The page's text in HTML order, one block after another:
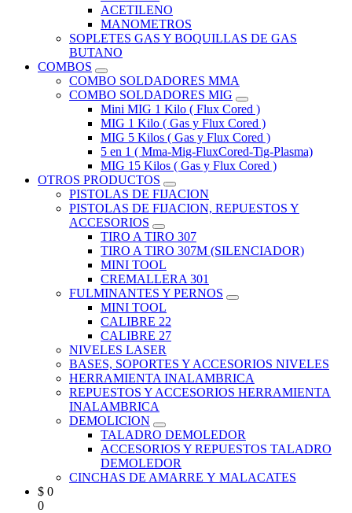
ACETILENO
MANOMETROS
SOPLETES GAS Y BOQUILLAS DE GAS
BUTANO
COMBOS
COMBO SOLDADORES MMA
COMBO SOLDADORES MIG
Mini MIG 1 Kilo ( Flux Cored )
MIG 1 Kilo ( Gas y Flux Cored )
MIG 5 Kilos ( Gas y Flux Cored )
5 en 1 ( Mma-Mig-FluxCored-Tig-Plasma)
MIG 15 Kilos ( Gas y Flux Cored )
OTROS PRODUCTOS
PISTOLAS DE FIJACION
PISTOLAS DE FIJACION, REPUESTOS Y
ACCESORIOS
TIRO A TIRO 307
TIRO A TIRO 307M (SILENCIADOR)
MINI TOOL
CREMALLERA 301
FULMINANTES Y PERNOS
MINI TOOL
CALIBRE 22
CALIBRE 27
NIVELES LASER
BASES, SOPORTES Y ACCESORIOS NIVELES
HERRAMIENTA INALAMBRICA
REPUESTOS Y ACCESORIOS HERRAMIENTA
INALAMBRICA
DEMOLICION
TALADRO DEMOLEDOR
ACCESORIOS Y REPUESTOS TALADRO
DEMOLEDOR
CINCHAS DE AMARRE Y MALACATES
$ 0
0